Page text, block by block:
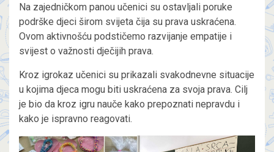
Na zajedničkom panou učenici su ostavljali poruke
podrške djeci širom svijeta čija su prava uskraćena.
Ovom aktivnošću podstičemo razvijanje empatije i
svijest o važnosti dječijih prava.
Kroz igrokaz učenici su prikazali svakodnevne situacije
u kojima djeca mogu biti uskraćena za svoja prava. Cilj
je bio da kroz igru nauče kako prepoznati nepravdu i
kako je ispravno reagovati.